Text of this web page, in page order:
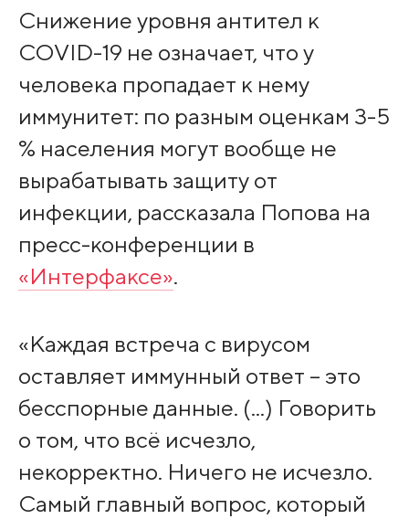
Снижение уровня антител к
COVID-19 не означает, что у
человека пропадает к нему
иммунитет: по разным оценкам 3-5
% населения могут вообще не
вырабатывать защиту от
инфекции, рассказала Попова на
пресс-конференции в
«Интерфаксе».
«Каждая встреча с вирусом
оставляет иммунный ответ – это
бесспорные данные. (...) Говорить
о том, что всё исчезло,
некорректно. Ничего не исчезло.
Самый главный вопрос, который